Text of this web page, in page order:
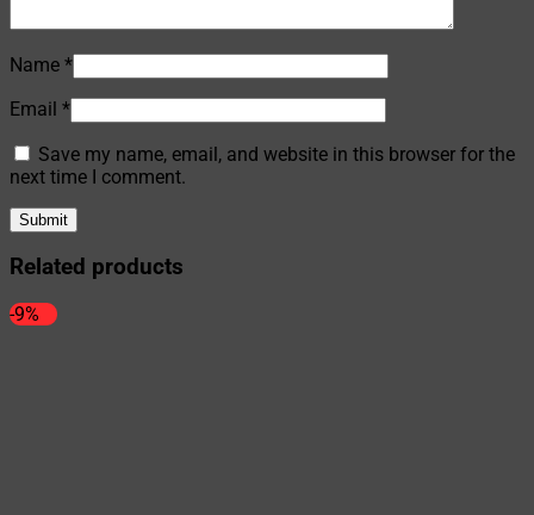
Name *
Email *
Save my name, email, and website in this browser for the
next time I comment.
Related products
-9%